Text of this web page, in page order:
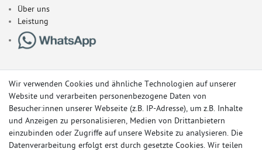
Über uns
Leistung
Wir verwenden Cookies und ähnliche Technologien auf unserer
Website und verarbeiten personenbezogene Daten von
Besucher:innen unserer Webseite (z.B. IP-Adresse), um z.B. Inhalte
und Anzeigen zu personalisieren, Medien von Drittanbietern
einzubinden oder Zugriffe auf unsere Website zu analysieren. Die
Datenverarbeitung erfolgt erst durch gesetzte Cookies. Wir teilen